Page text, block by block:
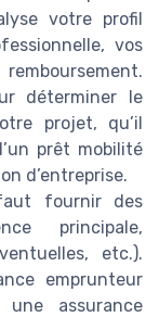
votre profil
vos
déterminer le
projet, qu’il
prêt mobilité
d’entreprise.
fournir des
principale,
etc.).
emprunteur
assurance